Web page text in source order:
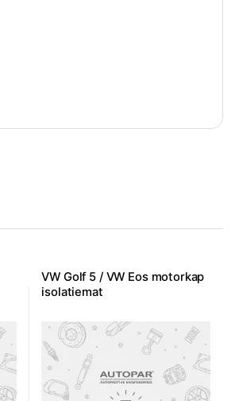
VW Golf 5 / VW Eos motorkap
isolatiemat